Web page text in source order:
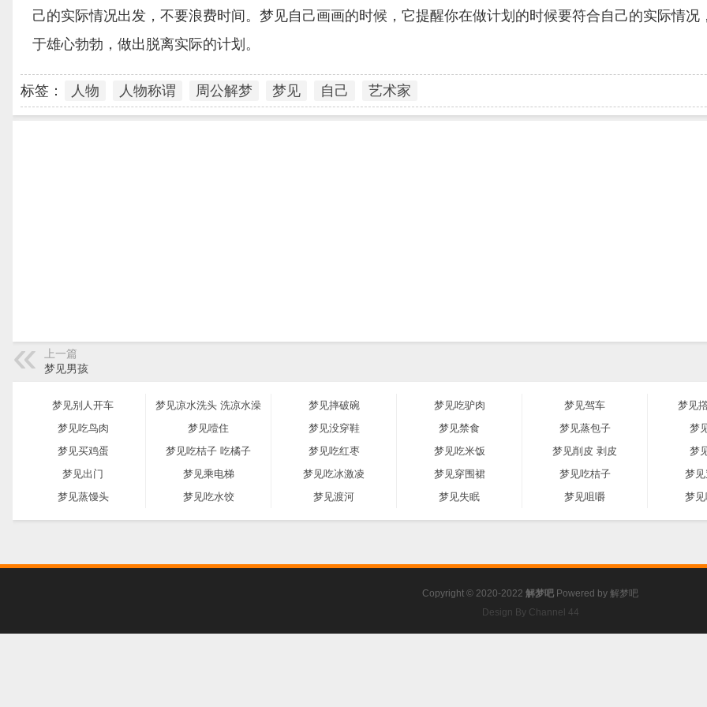
己的实际情况出发，不要浪费时间。梦见自己画画的时候，它提醒你在做计划的时候要符合自己的实际情况
于雄心勃勃，做出脱离实际的计划。
标签： 人物 人物称谓 周公解梦 梦见 自己 艺术家
上一篇
梦见男孩
梦见别人开车 梦见凉水洗头 洗凉水澡 梦见摔破碗 梦见吃驴肉 梦见驾车
梦见
梦见吃鸟肉
梦见噎住 梦见没穿鞋 梦见禁食 梦见蒸包子
梦
梦见买鸡蛋
梦见吃桔子 吃橘子 梦见吃红枣 梦见吃米饭 梦见削皮 剥皮
梦
梦见出门
梦见乘电梯 梦见吃冰激凌 梦见穿围裙 梦见吃桔子
梦
梦见蒸馒头
梦见吃水饺 梦见渡河 梦见失眠 梦见咀嚼 梦
Copyright © 2020-2022 解梦吧 Powered by 解梦吧
Design By Channel 44